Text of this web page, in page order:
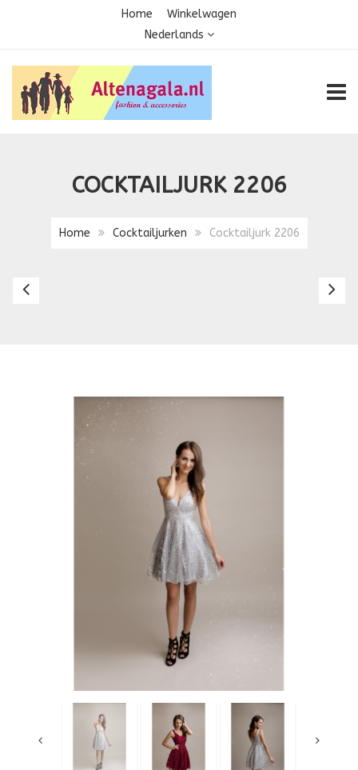
Home
Winkelwagen
Nederlands
COCKTAILJURK 2206
Home Cocktailjurken Cocktailjurk 2206
Cocktailjurk